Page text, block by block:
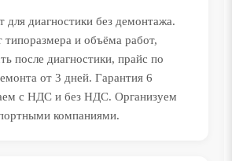
для диагностики без демонтажа.
типоразмера и объёма работ,
после диагностики, прайс по
от 3 дней. Гарантия 6
с НДС и без НДС. Организуем
компаниями.